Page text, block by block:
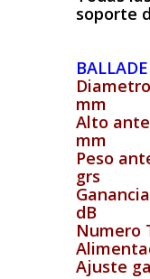
soporte
BALLADE
mm
Alto
mm
Peso
grs
dB
Ajuste